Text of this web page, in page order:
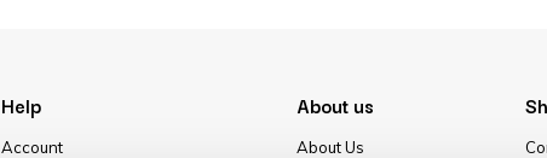
Help
Account
About us
About Us